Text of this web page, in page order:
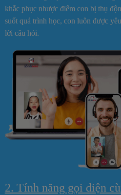
khắc phục nhược điểm con bị thụ
suốt quá trình học, con luôn được
lời câu hỏi.
2. Tính năng gọi điện